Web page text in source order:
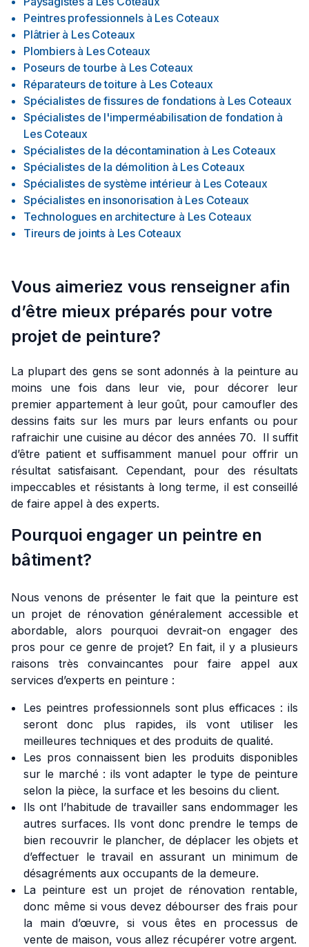
Peintres professionnels à Les Coteaux
Plâtrier à Les Coteaux
Plombiers à Les Coteaux
Poseurs de tourbe à Les Coteaux
Réparateurs de toiture à Les Coteaux
Spécialistes de fissures de fondations à Les Coteaux
Spécialistes de l'imperméabilisation de fondation à
Les Coteaux
Spécialistes de la décontamination à Les Coteaux
Spécialistes de la démolition à Les Coteaux
Spécialistes de système intérieur à Les Coteaux
Spécialistes en insonorisation à Les Coteaux
Technologues en architecture à Les Coteaux
Tireurs de joints à Les Coteaux
Vous aimeriez vous renseigner afin
d’être mieux préparés pour votre
projet de peinture?
La plupart des gens se sont adonnés à la peinture au
moins une fois dans leur vie, pour décorer leur
premier appartement à leur goût, pour camoufler des
dessins faits sur les murs par leurs enfants ou pour
rafraichir une cuisine au décor des années 70. Il suffit
d’être patient et suffisamment manuel pour offrir un
résultat satisfaisant. Cependant, pour des résultats
impeccables et résistants à long terme, il est conseillé
de faire appel à des experts.
Pourquoi engager un peintre en
bâtiment?
Nous venons de présenter le fait que la peinture est
un projet de rénovation généralement accessible et
abordable, alors pourquoi devrait-on engager des
pros pour ce genre de projet? En fait, il y a plusieurs
raisons très convaincantes pour faire appel aux
services d’experts en peinture :
Les peintres professionnels sont plus efficaces : ils
seront donc plus rapides, ils vont utiliser les
meilleures techniques et des produits de qualité.
Les pros connaissent bien les produits disponibles
sur le marché : ils vont adapter le type de peinture
selon la pièce, la surface et les besoins du client.
Ils ont l’habitude de travailler sans endommager les
autres surfaces. Ils vont donc prendre le temps de
bien recouvrir le plancher, de déplacer les objets et
d’effectuer le travail en assurant un minimum de
désagréments aux occupants de la demeure.
La peinture est un projet de rénovation rentable,
donc même si vous devez débourser des frais pour
la main d’œuvre, si vous êtes en processus de
vente de maison, vous allez récupérer votre argent.